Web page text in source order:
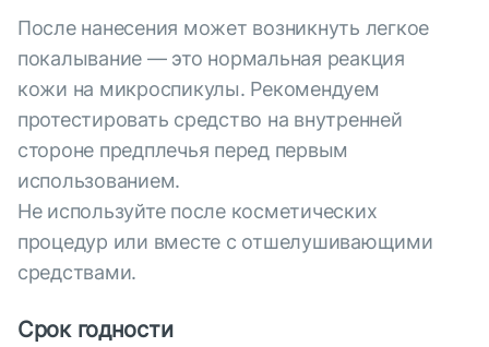
После нанесения может возникнуть легкое
покалывание — это нормальная реакция
кожи на микроспикулы. Рекомендуем
протестировать средство на внутренней
стороне предплечья перед первым
использованием.
Не используйте после косметических
процедур или вместе с отшелушивающими
средствами.
Срок годности